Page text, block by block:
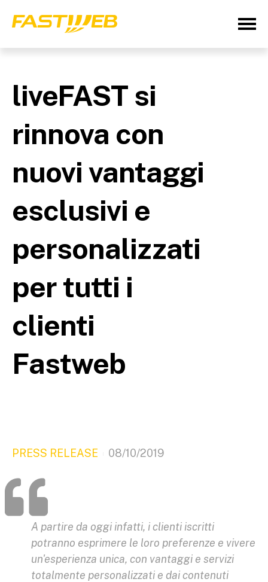
liveFAST si
rinnova con
nuovi vantaggi
esclusivi e
personalizzati
per tutti i
clienti
Fastweb
PRESS RELEASE 08/10/2019
A partire da oggi infatti, i clienti iscritti
potranno esprimere le loro preferenze e vivere
un'esperienza unica, con vantaggi e servizi
totalmente personalizzati e dai contenuti